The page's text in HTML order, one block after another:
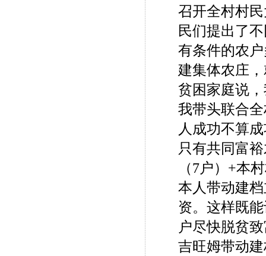
召开全村村
民们提出了
有条件的农
建集体农庄
贫困家庭说
我带头联合
人成功不算
只有共同富
（7户）+本
本人带动建
资。这样既
户尽快脱贫
吉旺姆带动